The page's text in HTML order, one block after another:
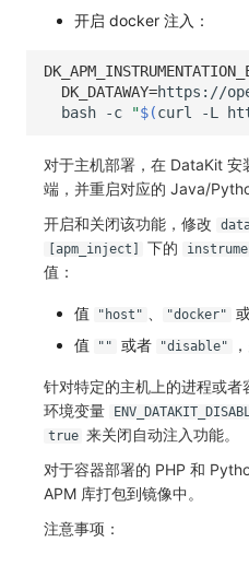
开启 docker 注入：
DK_DATAWAY=https://
bash
-c "$(curl -L
对于主机部署，在 DataKit 安
端，并重启对应的 Java/
开启和关闭该功能，修改
[apm_inject] 下的
值：
值 "host" "docker"
值
"" 或者 "disable"
针对特定的主机上的进程或者
环境变量
true 来关闭自动注入功能。
对于容器部署的 PHP 和
APM 库打包到镜像中。
注意事项：